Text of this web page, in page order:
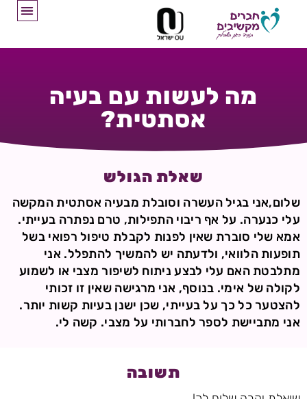
מה לעשות עם בעיה
אסתטית?
שאלת הגולש
שלום,אני בגיל העשרה וסובלת מבעיה אסתטית המקשה
עלי כנערה. על אף ריבוי התפילות, טרם נפתרה בעייתי.
אמא שלי סוברת שאין לפנות לקבלת טיפול רפואי בשל
תופעות הלוואי, ולדעתה יש להמשיך להתפלל. אני
מתלבטת האם עלי לבצע ניתוח לשיפור מצבי או לשמוע
לקולה של אימי. בנוסף, אני מרגישה שאין זו זכותי
להצטער כל כך על בעייתי, שכן ישנן בעיות קשות יותר.
אני מתביישת לספר לחברותי על מצבי. קשה לי.
תשובה